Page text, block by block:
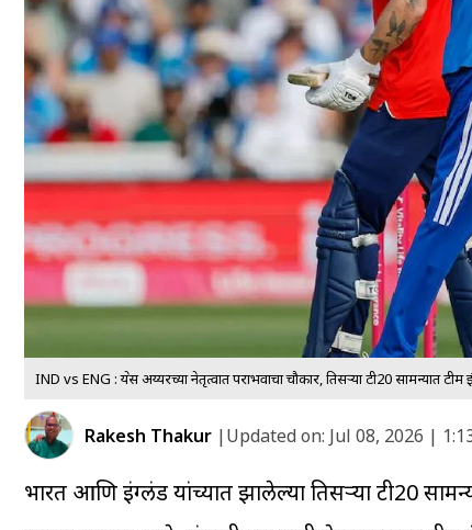
IND vs ENG : श्रेयस अय्यरच्या नेतृत्वात पराभवाचा चौकार, तिसऱ्या टी20 सामन्यात
Rakesh Thakur |Updated on: Jul 08, 2026 |
भारत आणि इंग्लंड यांच्यात झालेल्या तिसऱ्या टी20